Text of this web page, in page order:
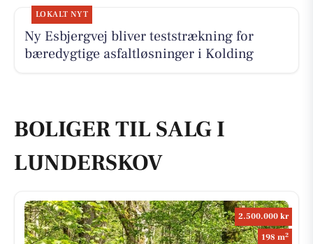
LOKALT NYT
Ny Esbjergvej bliver teststrækning for
bæredygtige asfaltløsninger i Kolding
BOLIGER TIL SALG I
LUNDERSKOV
2.500.000 kr
198 m2